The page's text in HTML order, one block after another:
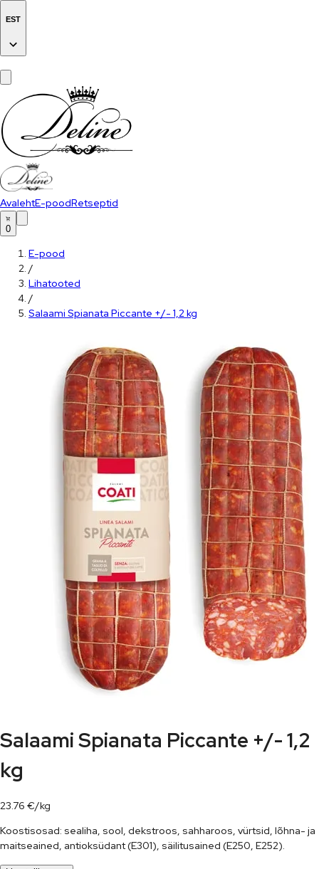
EST
AvalehtE-poodRetseptid
0
E-pood
/
Lihatooted
/
Salaami Spianata Piccante +/- 1,2 kg
Salaami Spianata Piccante +/- 1,2
kg
23.76 €/kg
Koostisosad: sealiha, sool, dekstroos, sahharoos, vürtsid, lõhna- ja
maitseained, antioksüdant (E301), säilitusained (E250, E252).